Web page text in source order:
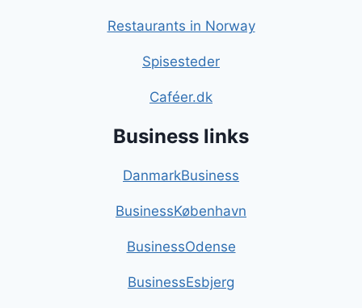
Restaurants in Norway
Spisesteder
Caféer.dk
Business links
DanmarkBusiness
BusinessKøbenhavn
BusinessOdense
BusinessEsbjerg